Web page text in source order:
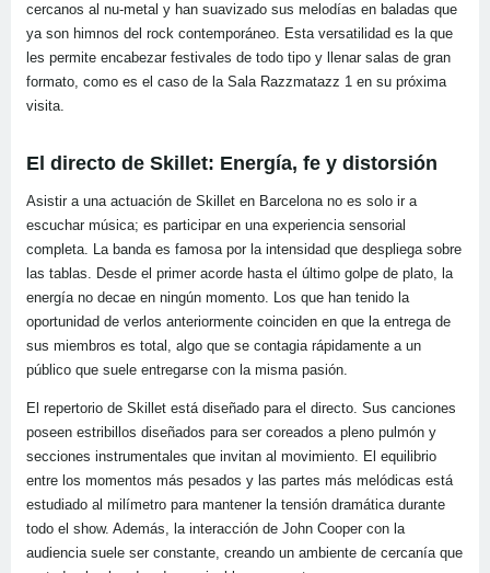
cercanos al nu-metal y han suavizado sus melodías en baladas que
ya son himnos del rock contemporáneo. Esta versatilidad es la que
les permite encabezar festivales de todo tipo y llenar salas de gran
formato, como es el caso de la Sala Razzmatazz 1 en su próxima
visita.
El directo de Skillet: Energía, fe y distorsión
Asistir a una actuación de Skillet en Barcelona no es solo ir a
escuchar música; es participar en una experiencia sensorial
completa. La banda es famosa por la intensidad que despliega sobre
las tablas. Desde el primer acorde hasta el último golpe de plato, la
energía no decae en ningún momento. Los que han tenido la
oportunidad de verlos anteriormente coinciden en que la entrega de
sus miembros es total, algo que se contagia rápidamente a un
público que suele entregarse con la misma pasión.
El repertorio de Skillet está diseñado para el directo. Sus canciones
poseen estribillos diseñados para ser coreados a pleno pulmón y
secciones instrumentales que invitan al movimiento. El equilibrio
entre los momentos más pesados y las partes más melódicas está
estudiado al milímetro para mantener la tensión dramática durante
todo el show. Además, la interacción de John Cooper con la
audiencia suele ser constante, creando un ambiente de cercanía que